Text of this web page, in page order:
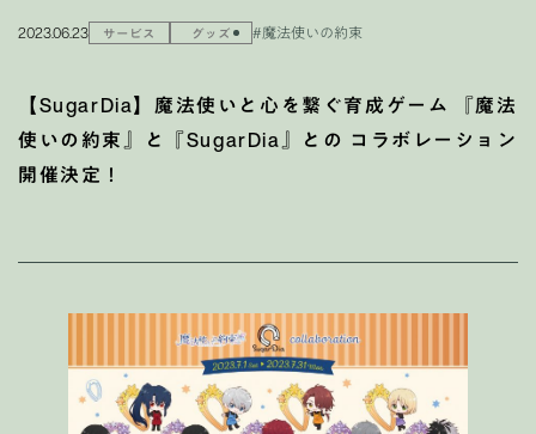
2023.06.23 サービス グッズ #魔法使いの約束
【SugarDia】魔法使いと心を繋ぐ育成ゲーム 『魔法
使いの約束』と『SugarDia』との コラボレーション
開催決定！